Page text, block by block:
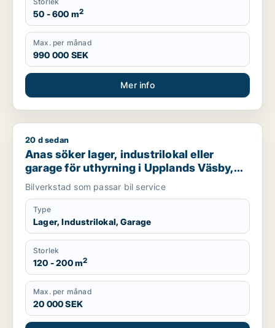
50 - 600 m2
Max. per månad
990 000 SEK
Mer info
Anas söker lager, industrilokal eller garage för uthyrning i
20 d sedan
Anas söker lager, industrilokal eller
garage för uthyrning i Upplands Väsby,
Vallentuna eller Upplands-Bro m.fl.
Bilverkstad som passar bil service
Type
Lager, Industrilokal, Garage
Storlek
120 - 200 m2
Max. per månad
20 000 SEK